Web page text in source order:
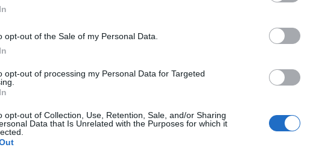
opt-out of the Sale of my Personal Data.
opt-out of processing my Personal Data for Targeted
opt-out of Collection, Use, Retention, Sale, and/or Sharing
Data that Is Unrelated with the Purposes for which it